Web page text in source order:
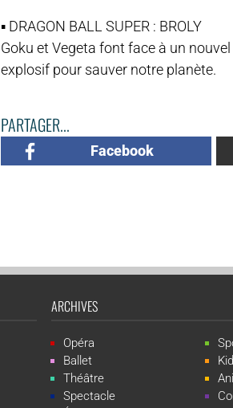
▪️ DRAGON BALL SUPER : BROLY
Goku et Vegeta font face à un
explosif pour sauver notre planète.
PARTAGER...
Facebook
ARCHIVES
Opéra
Ballet
Théâtre
Spectacle